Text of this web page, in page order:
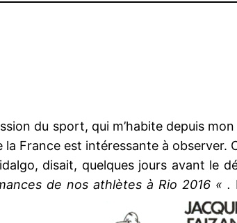
du sport, qui m’habite depuis
France est intéressante à observer.
disait, quelques jours avant le
de nos athlètes à Rio 2016 « .